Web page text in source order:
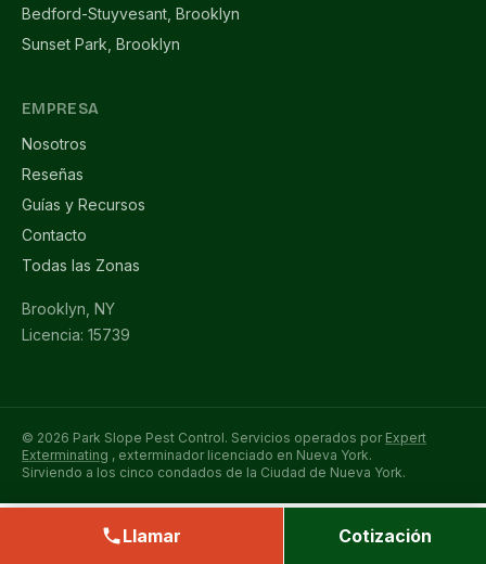
Bedford-Stuyvesant, Brooklyn
Sunset Park, Brooklyn
EMPRESA
Nosotros
Reseñas
Guías y Recursos
Contacto
Todas las Zonas
Brooklyn, NY
Licencia: 15739
© 2026 Park Slope Pest Control. Servicios operados por Expert
Exterminating , exterminador licenciado en Nueva York.
Sirviendo a los cinco condados de la Ciudad de Nueva York.
Llamar Cotización